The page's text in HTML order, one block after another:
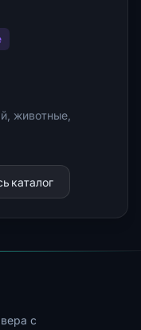
животные,
каталог
с